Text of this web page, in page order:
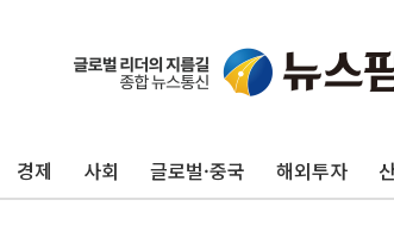
경제 사회 글로벌·중국 해외투자
'찜통더위'
후티 반군,
경찰, 9월부
포스코홀딩